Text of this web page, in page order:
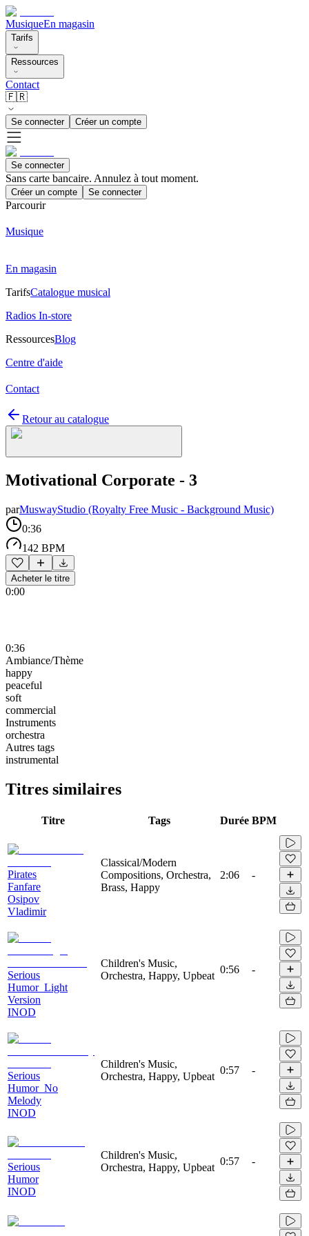
MusiqueEn magasin
Tarifs
Ressources
Contact
🇫🇷
Se connecter Créer un compte
Se connecter
Sans carte bancaire. Annulez à tout moment.
Créer un compte Se connecter
Parcourir
Musique
En magasin
TarifsCatalogue musical
Radios In-store
RessourcesBlog
Centre d'aide
Contact
Retour au catalogue
Motivational Corporate - 3
parMuswayStudio (Royalty Free Music - Background Music)
0:36
142 BPM
Acheter le titre
0:00
0:36
Ambiance/Thème
happy
peaceful
soft
commercial
Instruments
orchestra
Autres tags
instrumental
Titres similaires
Titre Tags Durée BPM
Pirates
Fanfare
Osipov
Vladimir
Classical/Modern
Compositions, Orchestra,
Brass, Happy
2:06 -
Serious
Humor_Light
Version
INOD
Children's Music,
Orchestra, Happy, Upbeat
0:56 -
Serious
Humor_No
Melody
INOD
Children's Music,
Orchestra, Happy, Upbeat
0:57 -
Serious
Humor
INOD
Children's Music,
Orchestra, Happy, Upbeat
0:57 -